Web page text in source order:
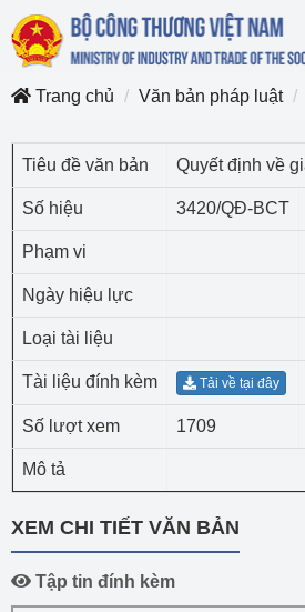
Trang chủ
Văn bản pháp luật
Tiêu đề văn bản Quyết định về
Số hiệu 3420/QĐ-BCT
Phạm vi
Ngày hiệu lực
Loại tài liệu
Tài liệu đính kèm Tải về tại đây
Số lượt xem 1709
Mô tả
XEM CHI TIẾT VĂN BẢN
Tập tin đính kèm